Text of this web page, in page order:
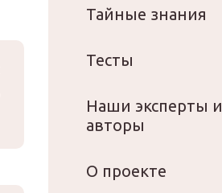
Тайные знания
Тесты
Наши эксперты и
авторы
О проекте